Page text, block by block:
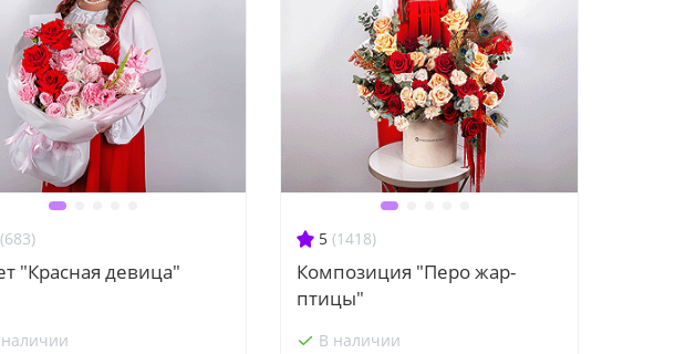
(683)
"Красная девица"
5 (1418)
Композиция "Перо жар-
птицы"
В наличии